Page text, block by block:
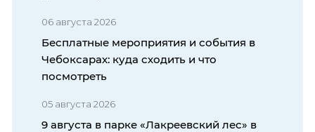
06 августа 2026
Бесплатные мероприятия и события в
Чебоксарах: куда сходить и что
посмотреть
05 августа 2026
9 августа в парке «Лакреевский лес» в